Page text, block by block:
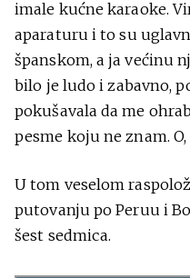
imale kućne karaoke.
aparaturu i to su
španskom, a ja većinu
bilo je ludo i zabavno,
pokušavala da me
pesme koju ne znam.
U tom veselom
putovanju po Peruu i
šest sedmica.